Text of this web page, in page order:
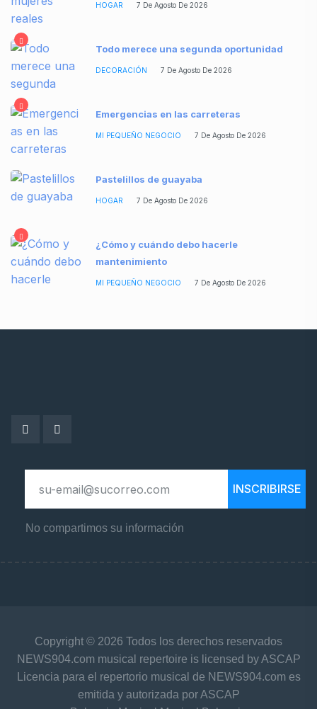
HOGAR 7 De Agosto De 2026
Todo merece una segunda oportunidad
DECORACIÓN 7 De Agosto De 2026
Emergencias en las carreteras
MI PEQUEÑO NEGOCIO 7 De Agosto De 2026
Pastelillos de guayaba
HOGAR 7 De Agosto De 2026
¿Cómo y cuándo debo hacerle
mantenimiento
MI PEQUEÑO NEGOCIO 7 De Agosto De 2026
INSCRIBIRSE
No compartimos su información
Copyright © 2026 Todos los derechos reservados
NEWS904.com musical repertoire is licensed by ASCAP
Licencia para el repertorio musical de NEWS904.com es
emitida y autorizada por ASCAP